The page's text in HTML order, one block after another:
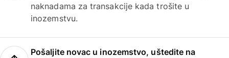
naknadama za transakcije kada trošite u
inozemstvu.
Pošaljite novac u inozemstvo, uštedite na